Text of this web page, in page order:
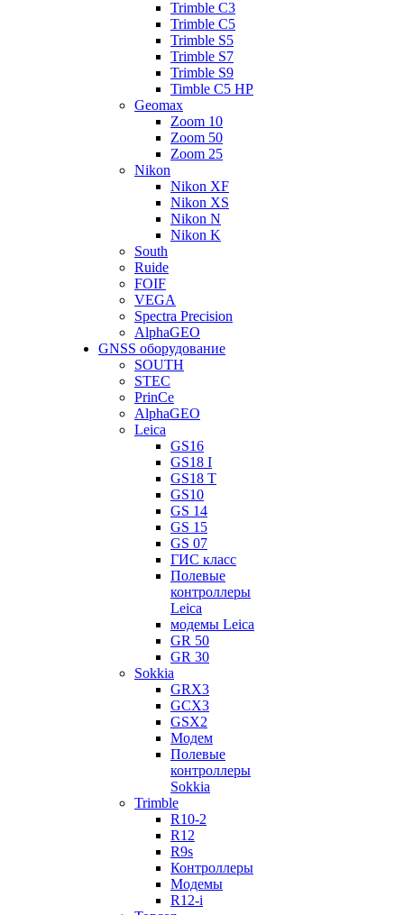
Trimble C3
Trimble C5
Trimble S5
Trimble S7
Trimble S9
Timble C5 HP
Geomax
Zoom 10
Zoom 50
Zoom 25
Nikon
Nikon XF
Nikon XS
Nikon N
Nikon K
South
Ruide
FOIF
VEGA
Spectra Precision
AlphaGEO
GNSS оборудование
SOUTH
STEC
PrinCe
AlphaGEO
Leica
GS16
GS18 I
GS18 T
GS10
GS 14
GS 15
GS 07
ГИС класс
Полевые
контроллеры
Leica
модемы Leica
GR 50
GR 30
Sokkia
GRX3
GCX3
GSX2
Модем
Полевые
контроллеры
Sokkia
Trimble
R10-2
R12
R9s
Контроллеры
Модемы
R12-i